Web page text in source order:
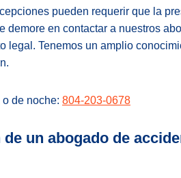
pueden requerir que la
demore en contactar a nuestros
legal. Tenemos un amplio
de noche: 804-203-0678
un abogado de